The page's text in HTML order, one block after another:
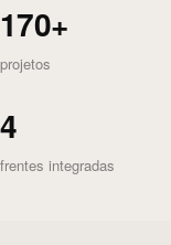
170+
projetos
4
frentes integradas